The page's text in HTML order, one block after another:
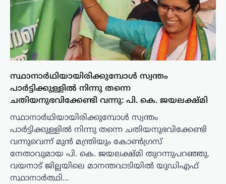
സ്ഥാനാർഥിയായിരിക്കുമ്പോൾ സ്വന്തം
പാർട്ടിക്കുള്ളിൽ നിന്നു തന്നെ
ചതിയനുഭവിക്കേണ്ടി വന്നു: പി. കെ. ജയലക്ഷ്മി
സ്ഥാനാർഥിയായിരിക്കുമ്പോൾ സ്വന്തം
പാർട്ടിക്കുള്ളിൽ നിന്നു തന്നെ ചതിയനുഭവിക്കേണ്ടി
വന്നുവെന്ന് മുൻ മന്ത്രിയും കോൺഗ്രസ്
നേതാവുമായ പി. കെ. ജയലക്ഷ്മി തുറന്നുപറഞ്ഞു.
വയനാട് ജില്ലയിലെ മാനന്തവാടിയിൽ യുഡിഎഫ്
സ്ഥാനാർത്ഥി…